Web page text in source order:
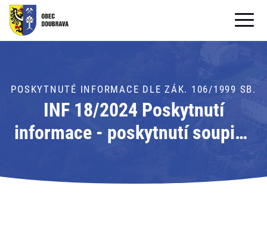
OBECNÍ ÚŘAD
PRO OBČANY
Formuláře ke stažení
PRO TURISTY
POSKYTNUTÉ INFORMACE DLE ZÁK. 106/1999 SB.
INF 18/2024 Poskytnutí
informace - poskytnutí soupisu
právnických osob, osob